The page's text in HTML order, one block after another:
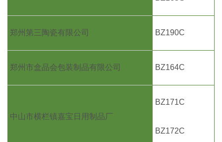
郑州第三陶瓷有限公司 BZ190C
郑州市盒品会包装制品有限公司 BZ164C
中山市横栏镇嘉宝日用制品厂
BZ171C
BZ172C